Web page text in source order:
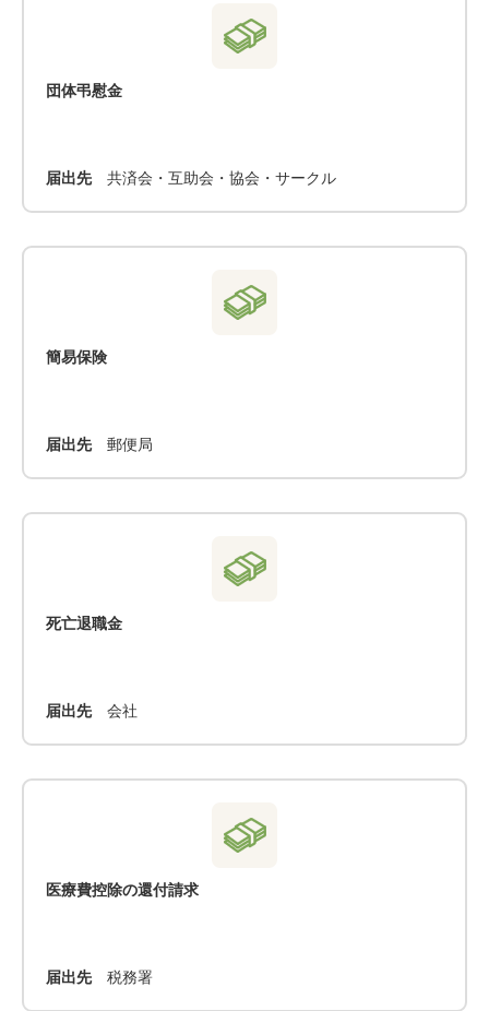
団体弔慰金
届出先共済会・互助会・協会・サークル
簡易保険
届出先郵便局
死亡退職金
届出先会社
医療費控除の還付請求
届出先税務署